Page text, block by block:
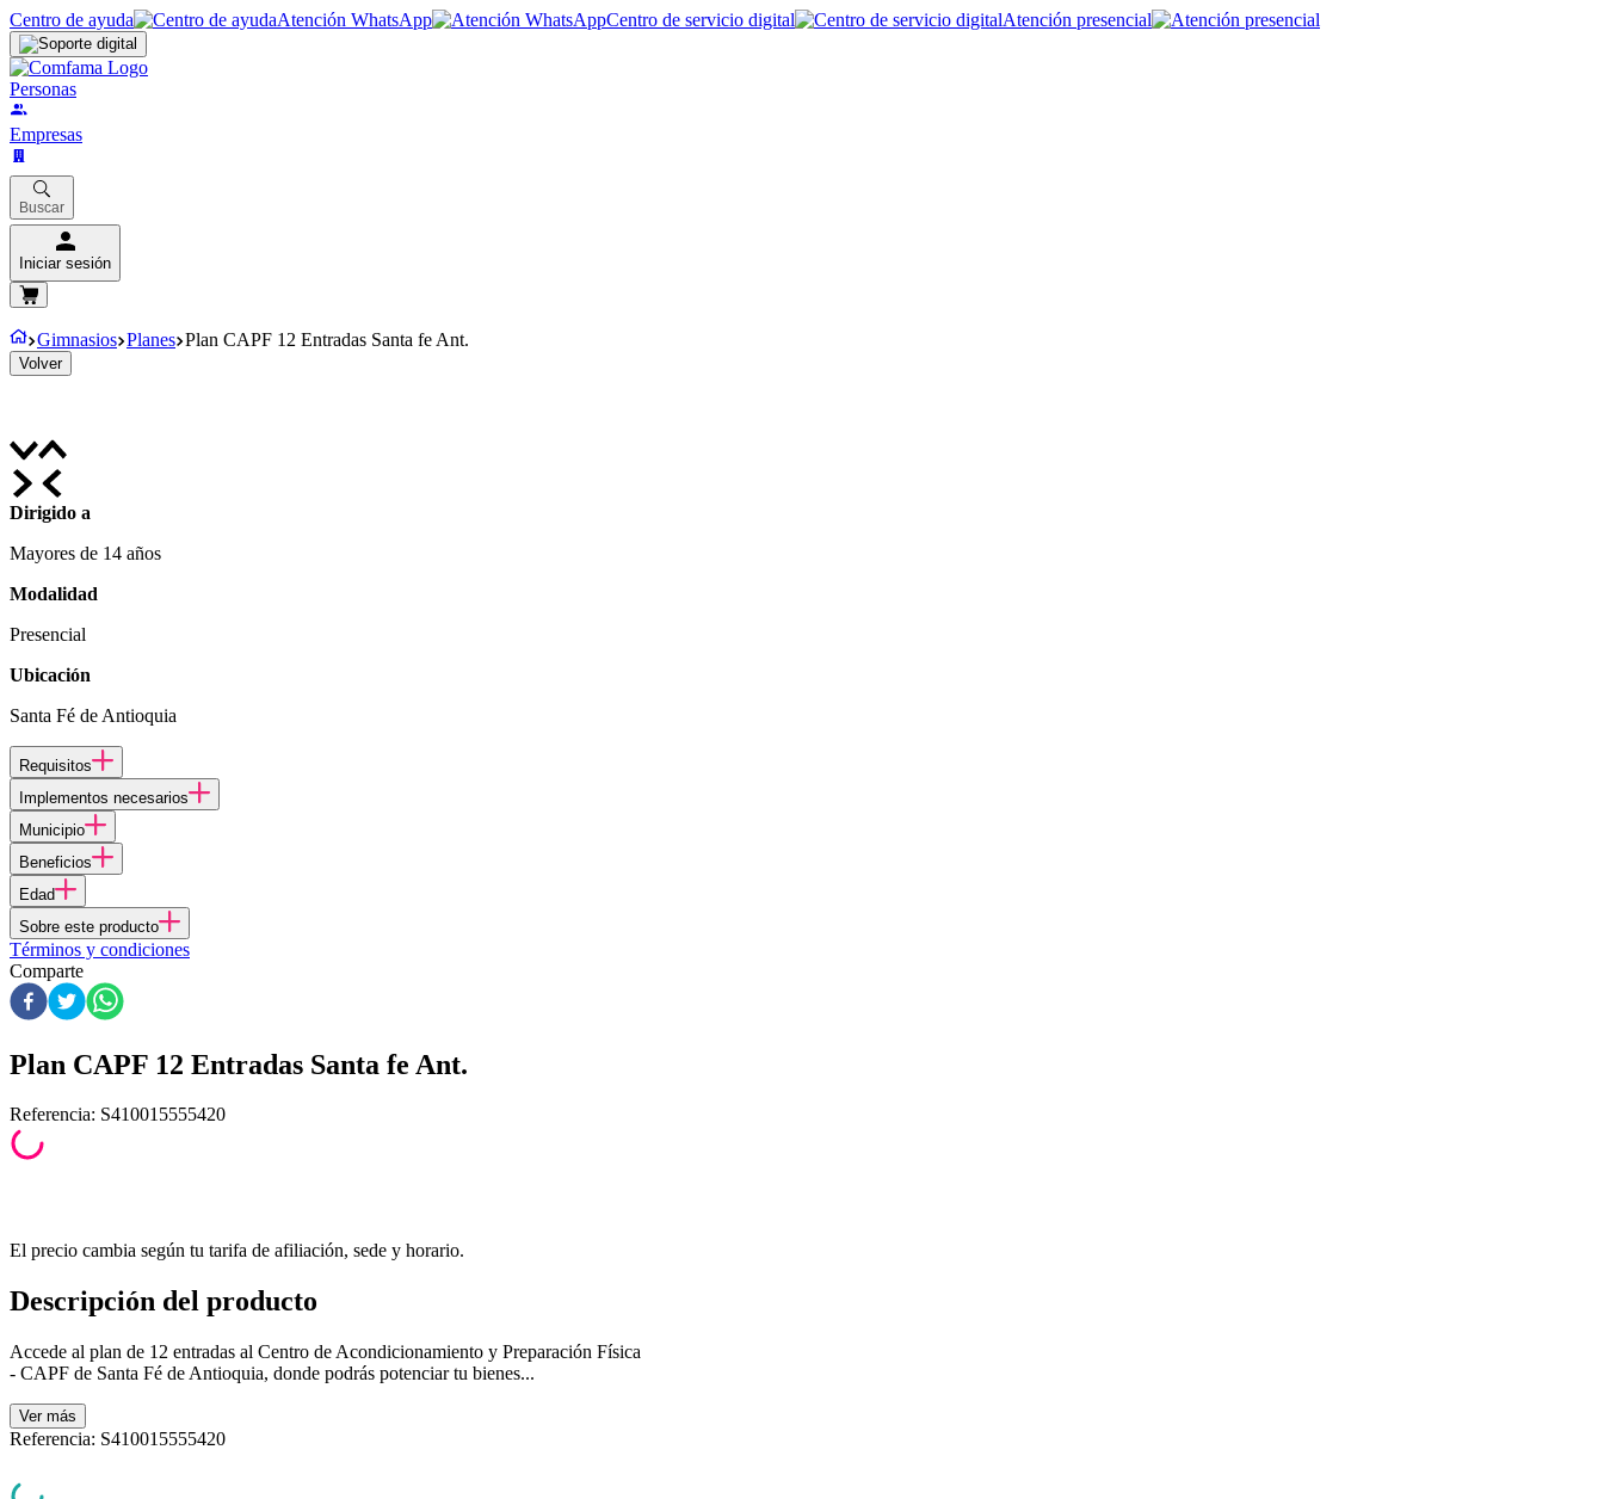
Centro de ayuda Atención WhatsApp Centro de servicio digital Atención presencial
Personas
Empresas
Buscar
Iniciar sesión
Gimnasios Planes Plan CAPF 12 Entradas Santa fe Ant.
Volver
Dirigido a
Mayores de 14 años
Modalidad
Presencial
Ubicación
Santa Fé de Antioquia
Requisitos
Implementos necesarios
Municipio
Beneficios
Edad
Sobre este producto
Términos y condiciones
Comparte
Plan CAPF 12 Entradas Santa fe Ant.
Referencia: S410015555420
El precio cambia según tu tarifa de afiliación, sede y horario.
Descripción del producto
Accede al plan de 12 entradas al Centro de Acondicionamiento y Preparación Física
- CAPF de Santa Fé de Antioquia, donde podrás potenciar tu bienes...
Ver más
Referencia: S410015555420